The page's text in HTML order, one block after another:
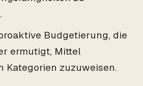
Budgetierung, die
ermutigt, Mittel
Kategorien zuzuweisen.